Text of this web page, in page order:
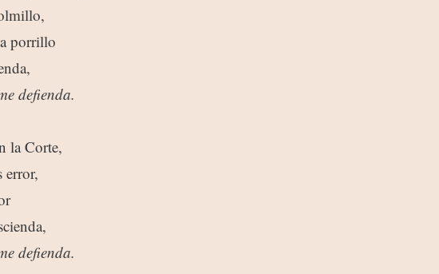
porrillo
defienda.
la Corte,
error,
defienda.